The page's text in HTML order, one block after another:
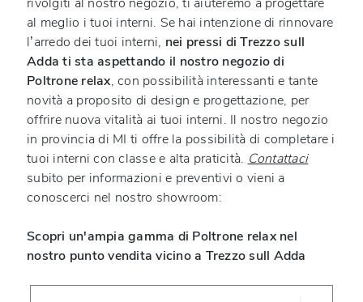
al meglio i tuoi interni. Se hai intenzione di rinnovare
l’arredo dei tuoi interni, nei pressi di Trezzo sull
Adda ti sta aspettando il nostro negozio di
Poltrone relax, con possibilità interessanti e tante
novità a proposito di design e progettazione, per
offrire nuova vitalità ai tuoi interni. Il nostro negozio
in provincia di MI ti offre la possibilità di completare i
tuoi interni con classe e alta praticità. Contattaci
subito per informazioni e preventivi o vieni a
conoscerci nel nostro showroom:
Scopri un'ampia gamma di Poltrone relax nel
nostro punto vendita vicino a Trezzo sull Adda